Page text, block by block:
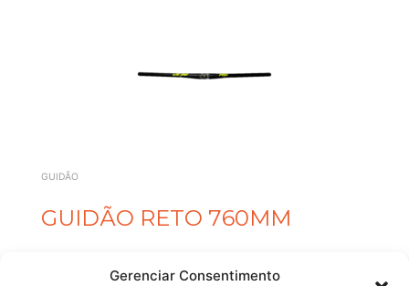
Gerenciar Consentimento
GUIDÃO
GUIDÃO RETO 760MM